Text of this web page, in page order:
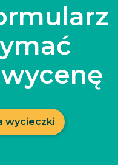
wycieczki